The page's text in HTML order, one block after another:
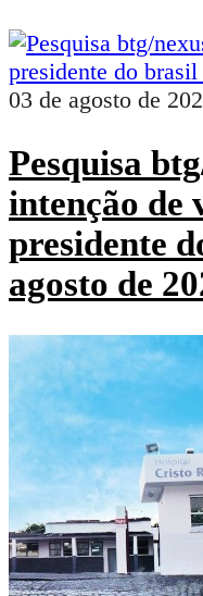
03 de agosto de
Pesquisa
intenção de
presidente
agosto de